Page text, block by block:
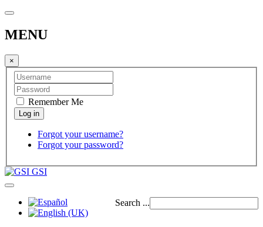
MENU
×
Remember Me
Forgot your username?
Forgot your password?
GSI
Search ...